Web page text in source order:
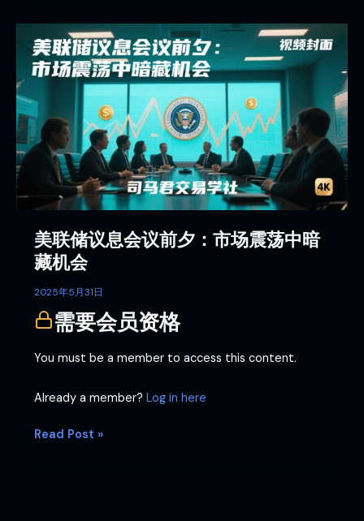
美联储议息会议前夕：市场震荡中暗
藏机会
2025年5月31日
需要会员资格
You must be a member to access this content.
Already a member? Log in here
联
储
会
议
夕：
震
荡
中
暗
藏
机
会
Read Post »